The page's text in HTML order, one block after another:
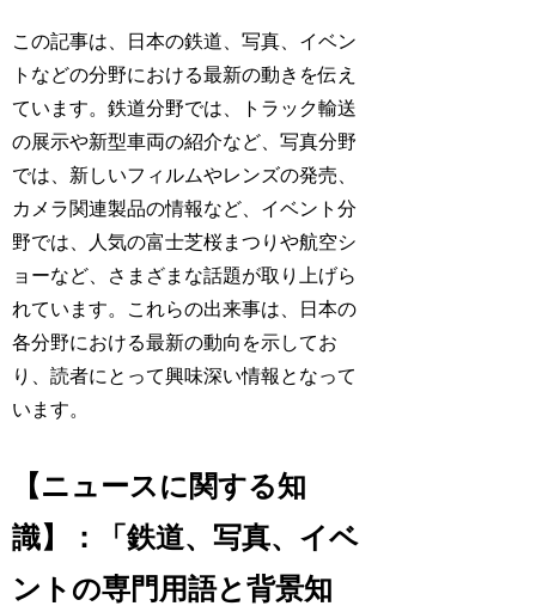
この記事は、日本の鉄道、写真、イベン
トなどの分野における最新の動きを伝え
ています。鉄道分野では、トラック輸送
の展示や新型車両の紹介など、写真分野
では、新しいフィルムやレンズの発売、
カメラ関連製品の情報など、イベント分
野では、人気の富士芝桜まつりや航空シ
ョーなど、さまざまな話題が取り上げら
れています。これらの出来事は、日本の
各分野における最新の動向を示してお
り、読者にとって興味深い情報となって
います。
【ニュースに関する知
識】：「鉄道、写真、イベ
ントの専門用語と背景知